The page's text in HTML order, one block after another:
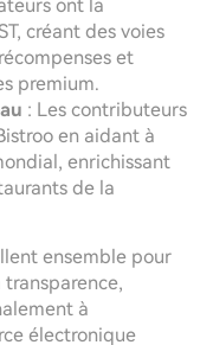
ont la
créant des voies
et
premium.
: Les contributeurs
en aidant à
enrichissant
de la
ensemble pour
à
électronique